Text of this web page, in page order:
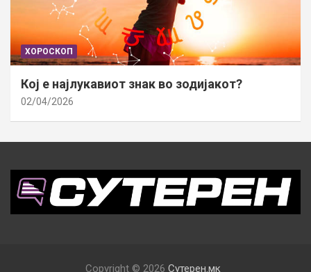
ХОРОСКОП
Кој е најлукавиот знак во зодијакот?
02/04/2026
Copyright © 2026 Сутерен.мк